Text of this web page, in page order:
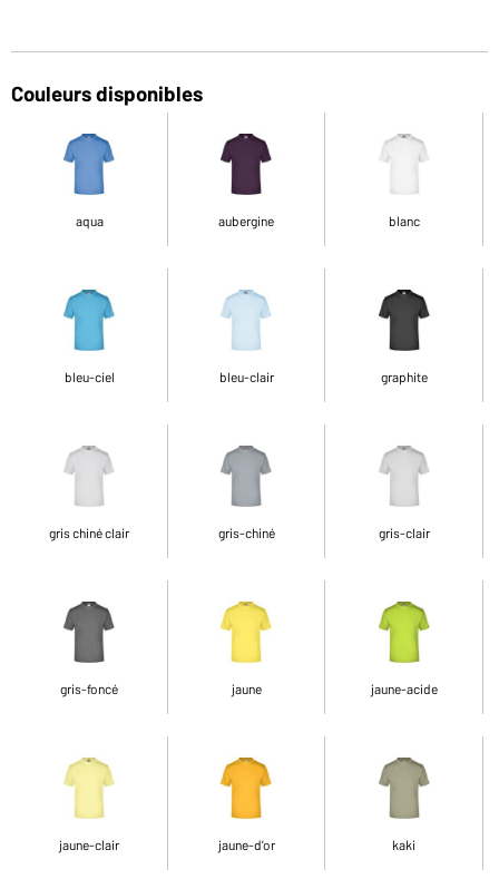
Couleurs disponibles
aqua aubergine blanc
bleu-ciel bleu-clair graphite
gris chiné clair gris-chiné gris-clair
gris-foncé jaune jaune-acide
jaune-clair jaune-d'or kaki